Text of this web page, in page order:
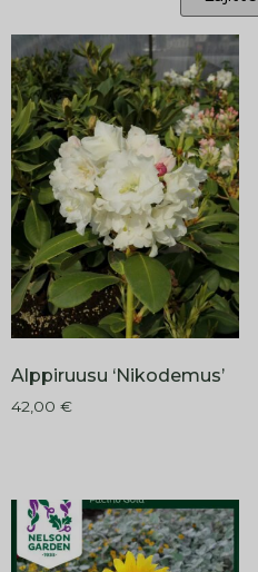
Alppiruusu ‘Nikodemus’
42,00 €